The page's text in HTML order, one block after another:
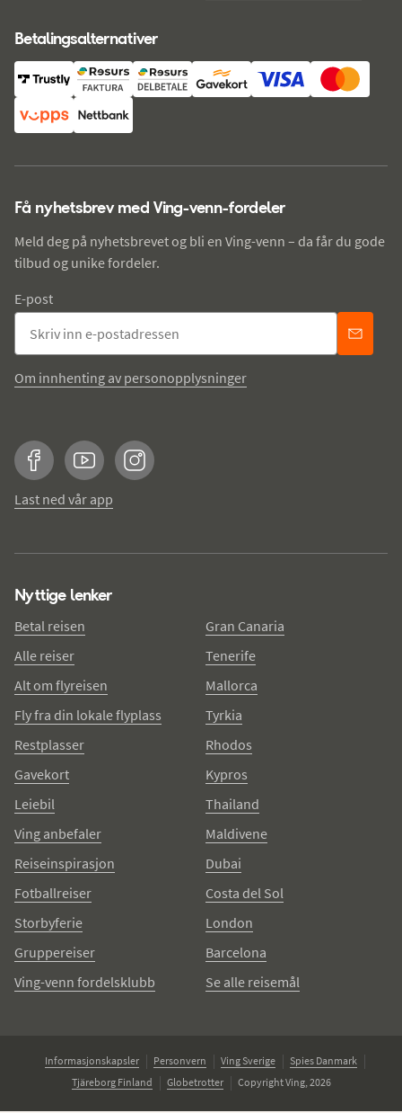
Betalingsalternativer
Få nyhetsbrev med Ving-venn-fordeler
Meld deg på nyhetsbrevet og bli en Ving-venn – da får du gode
tilbud og unike fordeler.
E-post
Om innhenting av personopplysninger
FacebookYouTubeInstagram
Last ned vår app
Nyttige lenker
Betal reisen
Alle reiser
Alt om flyreisen
Fly fra din lokale flyplass
Restplasser
Gavekort
Leiebil
Ving anbefaler
Reiseinspirasjon
Fotballreiser
Storbyferie
Gruppereiser
Ving-venn fordelsklubb
Gran Canaria
Tenerife
Mallorca
Tyrkia
Rhodos
Kypros
Thailand
Maldivene
Dubai
Costa del Sol
London
Barcelona
Se alle reisemål
Informasjonskapsler Personvern Ving Sverige
Spies Danmark
Tjäreborg Finland
Globetrotter Copyright Ving, 2026